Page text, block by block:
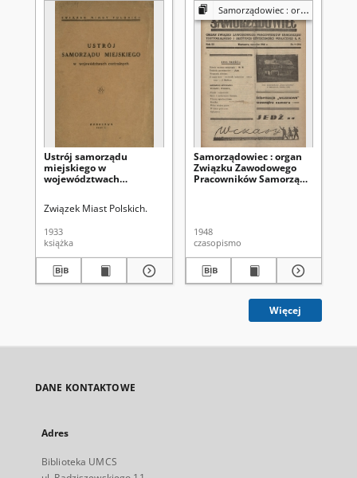
Ustrój samorządu
miejskiego w
województwach
Związek Miast Polskich.
1933
książka
Samorządowiec : organ Związku Zawodowego Pracowników Samorządu Terytorialnego i Użyteczności Publicznej w Polsce
Samorządowiec : organ
Związku Zawodowego
Pracowników Samorządu
1948
czasopismo
Więcej
DANE KONTAKTOWE
Adres
Biblioteka UMCS